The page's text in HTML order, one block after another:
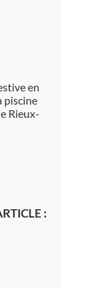
en
piscine
Rieux-
: